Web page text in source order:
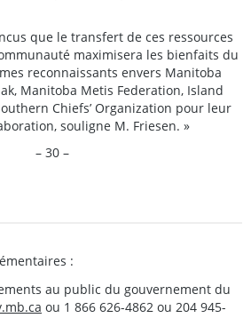
que le transfert de ces ressources
maximisera les bienfaits du
reconnaissants envers Manitoba
Manitoba Metis Federation, Island
Chiefs’ Organization pour leur
souligne M. Friesen. »
– 30 –
:
au public du gouvernement du
ou 1 866 626-4862 ou 204 945-